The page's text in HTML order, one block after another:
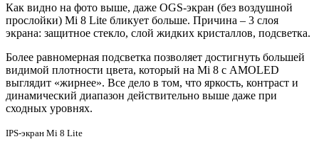
Как видно на фото выше, даже OGS-экран (без воздушной
прослойки) Mi 8 Lite бликует больше. Причина – 3 слоя
экрана: защитное стекло, слой жидких кристаллов, подсветка.
Более равномерная подсветка позволяет достигнуть большей
видимой плотности цвета, который на Mi 8 с AMOLED
выглядит «жирнее». Все дело в том, что яркость, контраст и
динамический диапазон действительно выше даже при
сходных уровнях.
IPS-экран Mi 8 Lite